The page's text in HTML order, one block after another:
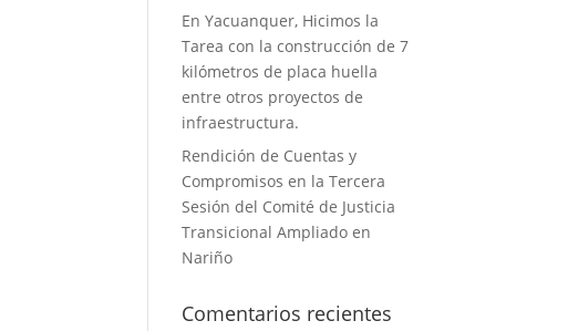
En Yacuanquer, Hicimos la
Tarea con la construcción de 7
kilómetros de placa huella
entre otros proyectos de
infraestructura.
Rendición de Cuentas y
Compromisos en la Tercera
Sesión del Comité de Justicia
Transicional Ampliado en
Nariño
Comentarios recientes